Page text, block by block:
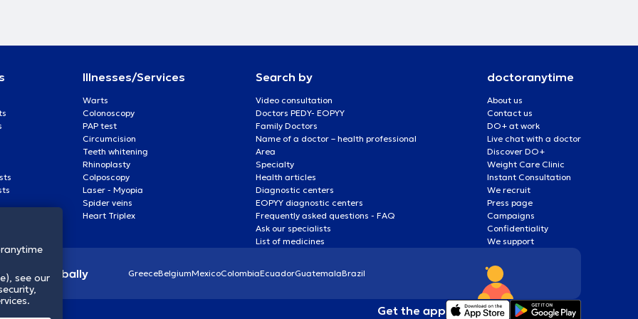
του
επιλογήν
Αθηνών.
πλήρεις
οι 24
10 index 20)
εκ των
να
T2
Istanbul,
-
τον
της
Illnesses/Services
Warts
Colonoscopy
PAP test
Circumcision
Teeth whitening
Rhinoplasty
Colposcopy
Laser - Myopia
Spider veins
Heart Triplex
Search by
Video consultation
Doctors PEDY- EOPYY
Family Doctors
Name of a doctor – health professional
Area
Specialty
Health articles
Diagnostic centers
EOPYY diagnostic centers
Frequently asked questions - FAQ
Ask our specialists
List of medicines
doctoranytime
About us
Contact us
DO+ at work
Live chat with a doctor
Discover DO+
Weight Care Clinic
Instant Consultation
We recruit
Press page
Campaigns
Confidentiality
We support
globally GreeceBelgiumMexicoColombiaEcuadorGuatemalaBrazil
Get the app
see our